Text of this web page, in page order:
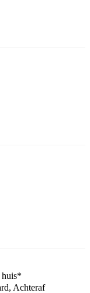
Achteraf